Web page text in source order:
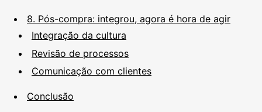
8. Pós-compra: integrou, agora é hora de agir
Integração da cultura
Revisão de processos
Comunicação com clientes
Conclusão